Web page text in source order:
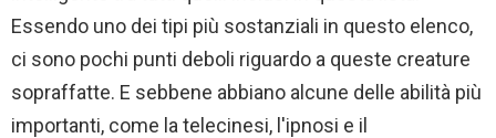
Essendo uno dei tipi più sostanziali in questo elenco,
ci sono pochi punti deboli riguardo a queste creature
sopraffatte. E sebbene abbiano alcune delle abilità più
importanti, come la telecinesi, l'ipnosi e il